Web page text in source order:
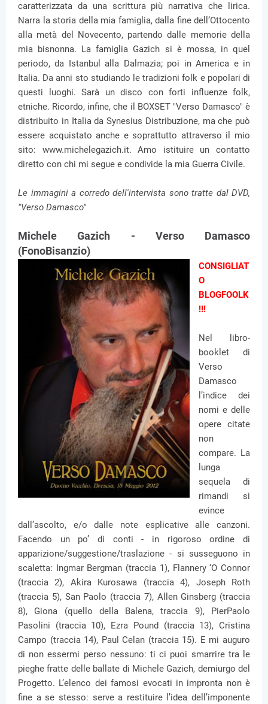
caratterizzata da una scrittura più narrativa che lirica.
Narra la storia della mia famiglia, dalla fine dell’Ottocento
alla metà del Novecento, partendo dalle memorie della
mia bisnonna. La famiglia Gazich si è mossa, in quel
periodo, da Istanbul alla Dalmazia; poi in America e in
Italia. Da anni sto studiando le tradizioni folk e popolari di
questi luoghi. Sarà un disco con forti influenze folk,
etniche. Ricordo, infine, che il BOXSET "Verso Damasco" è
distribuito in Italia da Synesius Distribuzione, ma che può
essere acquistato anche e soprattutto attraverso il mio
sito: www.michelegazich.it. Amo istituire un contatto
diretto con chi mi segue e condivide la mia Guerra Civile.
Le immagini a corredo dell'intervista sono tratte dal DVD,
"Verso Damasco"
Michele Gazich - Verso Damasco
(FonoBisanzio)
CONSIGLIAT
O
BLOGFOOLK
!!!
Nel libro-
booklet di
Verso
Damasco
l’indice dei
nomi e delle
opere citate
non
compare. La
lunga
sequela di
rimandi si
evince
dall’ascolto, e/o dalle note esplicative alle canzoni.
Facendo un po’ di conti - in rigoroso ordine di
apparizione/suggestione/traslazione - si susseguono in
scaletta: Ingmar Bergman (traccia 1), Flannery ‘O Connor
(traccia 2), Akira Kurosawa (traccia 4), Joseph Roth
(traccia 5), San Paolo (traccia 7), Allen Ginsberg (traccia
8), Giona (quello della Balena, traccia 9), PierPaolo
Pasolini (traccia 10), Ezra Pound (traccia 13), Cristina
Campo (traccia 14), Paul Celan (traccia 15). E mi auguro
di non essermi perso nessuno: ti ci puoi smarrire tra le
pieghe fratte delle ballate di Michele Gazich, demiurgo del
Progetto. L’elenco dei famosi evocati in impronta non è
fine a se stesso: serve a restituire l’idea dell’imponente